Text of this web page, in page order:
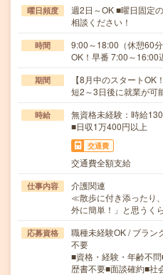
曜日頻度
週2日～OK ■曜日固定
相談ください！
時間
9:00～18:00（休憩60
OK！早番 7:00～
期間
【8月中のスタート
短2～3日後に就業が可
時給
無資格未経験：時給
■日収1万400円以上
交通費
交通費全額支給
仕事内容
介護関連
≪散歩に付き添ったり
外に簡単！」と思うく
応募資格
職種未経験OK / ブラン
不要
■資格・経験・年齢不
歴書不要■面談確約■